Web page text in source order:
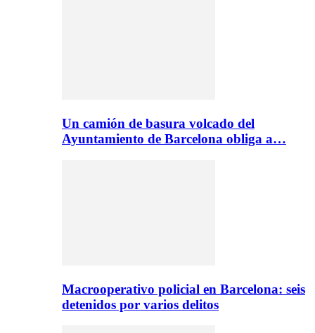
Un camión de basura volcado del
Ayuntamiento de Barcelona obliga a…
Macrooperativo policial en Barcelona: seis
detenidos por varios delitos